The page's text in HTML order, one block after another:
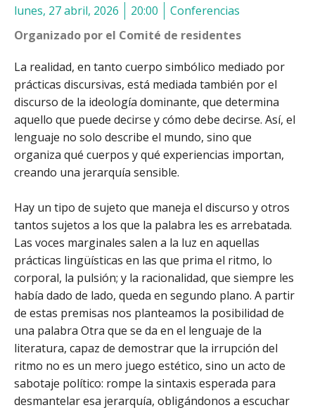
lunes, 27 abril, 2026 20:00
Conferencias
Organizado por el Comité de residentes
La realidad, en tanto cuerpo simbólico mediado por
prácticas discursivas, está mediada también por el
discurso de la ideología dominante, que determina
aquello que puede decirse y cómo debe decirse. Así, el
lenguaje no solo describe el mundo, sino que
organiza qué cuerpos y qué experiencias importan,
creando una jerarquía sensible.
Hay un tipo de sujeto que maneja el discurso y otros
tantos sujetos a los que la palabra les es arrebatada.
Las voces marginales salen a la luz en aquellas
prácticas lingüísticas en las que prima el ritmo, lo
corporal, la pulsión; y la racionalidad, que siempre les
había dado de lado, queda en segundo plano. A partir
de estas premisas nos planteamos la posibilidad de
una palabra Otra que se da en el lenguaje de la
literatura, capaz de demostrar que la irrupción del
ritmo no es un mero juego estético, sino un acto de
sabotaje político: rompe la sintaxis esperada para
desmantelar esa jerarquía, obligándonos a escuchar